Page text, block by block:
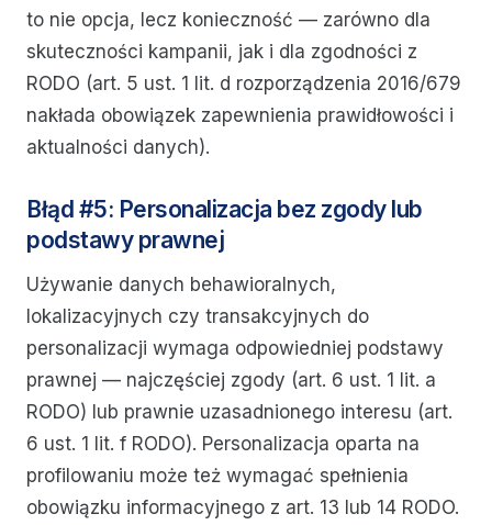
to nie opcja, lecz konieczność — zarówno dla
skuteczności kampanii, jak i dla zgodności z
RODO (art. 5 ust. 1 lit. d rozporządzenia 2016/679
nakłada obowiązek zapewnienia prawidłowości i
aktualności danych).
Błąd #5: Personalizacja bez zgody lub
podstawy prawnej
Używanie danych behawioralnych,
lokalizacyjnych czy transakcyjnych do
personalizacji wymaga odpowiedniej podstawy
prawnej — najczęściej zgody (art. 6 ust. 1 lit. a
RODO) lub prawnie uzasadnionego interesu (art.
6 ust. 1 lit. f RODO). Personalizacja oparta na
profilowaniu może też wymagać spełnienia
obowiązku informacyjnego z art. 13 lub 14 RODO.